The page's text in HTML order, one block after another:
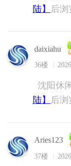
陆】
后浏
daixiahu
36楼
沈阳休
陆】
后浏
Aries123
37楼